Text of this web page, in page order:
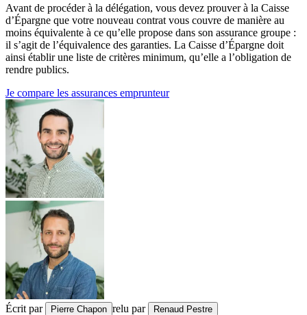
Avant de procéder à la délégation, vous devez prouver à la Caisse
d’Épargne que votre nouveau contrat vous couvre de manière au
moins équivalente à ce qu’elle propose dans son assurance groupe :
il s’agit de l’équivalence des garanties. La Caisse d’Épargne doit
ainsi établir une liste de critères minimum, qu’elle a l’obligation de
rendre publics.
Je compare les assurances emprunteur
Écrit par Pierre Chapon relu par Renaud Pestre